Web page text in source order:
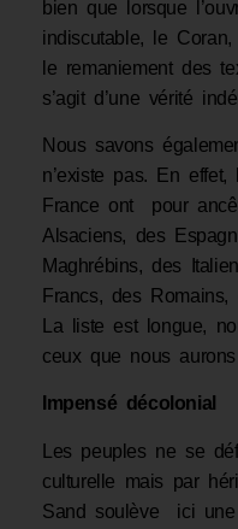
bien que lorsque
indiscutable, le
le remaniement des
s’agit d’une vérité
Nous savons
n’existe pas. En
France ont pour
Alsaciens, des
Maghrébins, des
Francs, des
La liste est longue,
ceux que nous
Impensé décolonial
Les peuples ne se
culturelle mais par
Sand soulève ici une